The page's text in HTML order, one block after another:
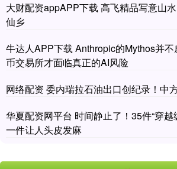
大财配资appAPP下载 高飞精品写意山
仙乡
牛达人APP下载 Anthropic的Mythos并
币交易所才面临真正的AI风险
网络配资 委内瑞拉石油出口创纪录！中
华夏配资网平台 时间静止了！35件“穿越
一件让人头皮发麻